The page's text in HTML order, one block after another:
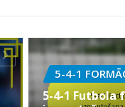
5-4-1
5-4-1 Futbola